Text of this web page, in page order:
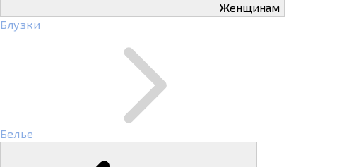
Женщинам
Блузки
Белье